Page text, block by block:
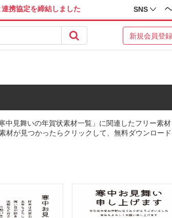
携協定を締結しました SNS
新規会員登
見舞いの年賀状素材一覧」に関連したフリー素
が見つかったらクリックして、無料ダウンロード